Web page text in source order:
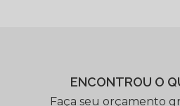
ENCONTROU O
Faça seu orçamento